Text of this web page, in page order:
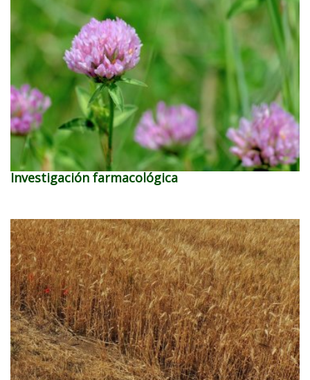
Investigación farmacológica